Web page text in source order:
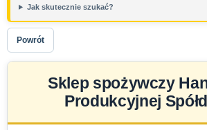
Jak skutecznie szukać?
Powrót
Sklep spożywczy
Produkcyjnej